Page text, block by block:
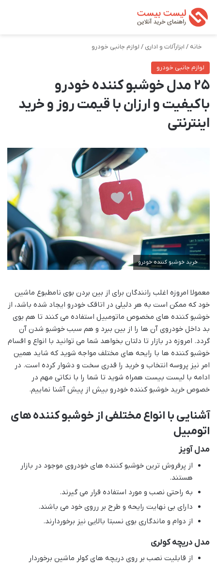
خانه / ابزارآلات و اداری / لوازم جانبی خودرو
لوازم جانبی خودرو
25 مدل خوشبو کننده خودرو
باکیفیت و ارزان با قیمت روز و خرید
اینترنتی
خرید خوشبو کننده خودرو
معمولا امروزه اغلب رانندگان برای از بین بردن بوی نامطبوع ماشین
خود که ممکن است به هر دلیلی در اتاقک خودرو ایجاد شده باشد، از
خوشبو کننده های مخصوص ماتومبیل استفاده می کنند تا هم بوی
بد داخل خودروی آن ها را از بین ببرد و هم سبب خوشبو شدن آن
گردد. امروزه در بازار تا دلتان بخواهد شما می توانید با انواع و اقسام
خوشبو کننده ها با رایحه های مختلف مواجه شوید که شاید همین
امر نیز پروسه انتخاب و خرید را قدری سخت و دشوار کرده است. در
ادامه با لیست بیست همراه شوید تا شما را با نکاتی مهم در
خصوص خرید خوشبو کننده خودرو بیش از پیش آشنا نماییم.
آشنایی با انواع مختلفی از خوشبو کننده های
اتومبیل
مدل آویز
از پرفروش ترین خوشبو کننده های خودروی موجود در بازار
هستند.
به راحتی نصب و مورد استفاده قرار می گیرند.
دارای بی نهایت رایحه و طرح بر رروی خود می باشند.
از دوام و ماندگاری بوی نسبتا بالایی نیز برخوردارند.
مدل دریچه کولری
از قابلیت نصب بر روی دریچه های کولر ماشین برخوردار